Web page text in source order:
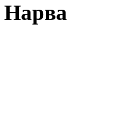
Нарва